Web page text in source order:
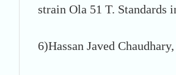
strain Ola 51 T. Standards
6)Hassan Javed